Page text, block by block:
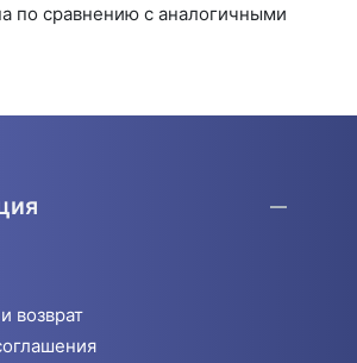
по сравнению с аналогичными
возврат